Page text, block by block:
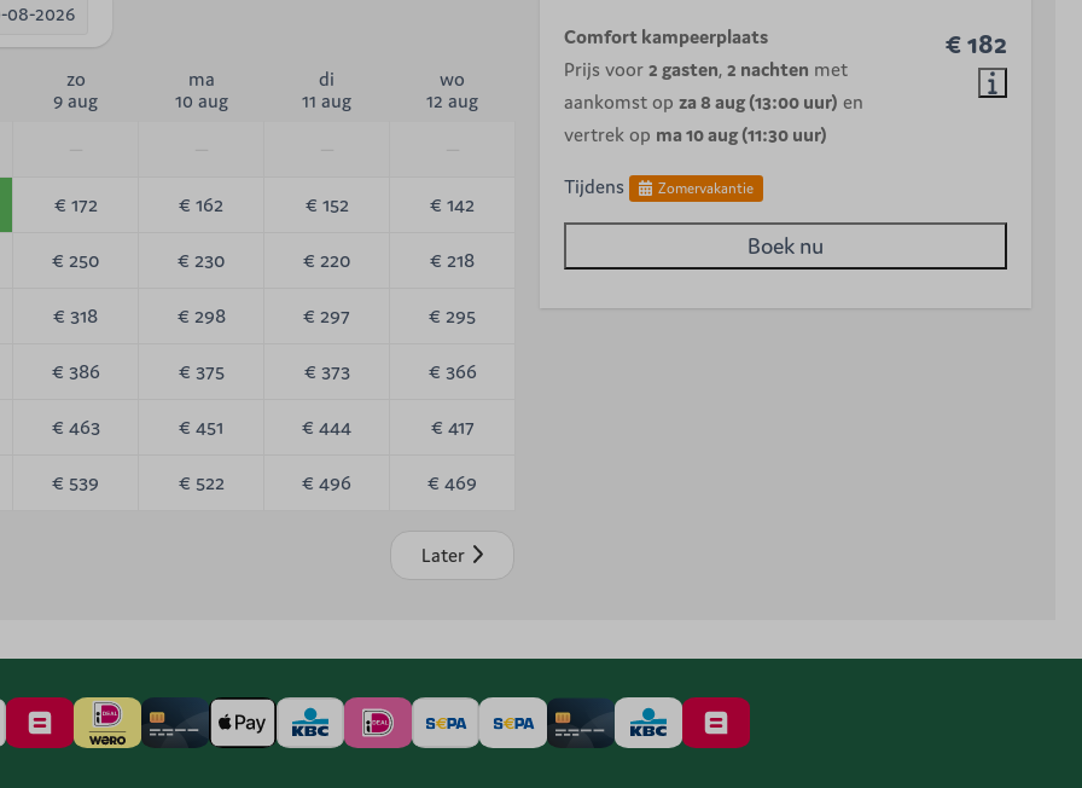
08-2026
zo
9 aug
ma
10 aug
di
11 aug
wo
12 aug
€ 172 € 162 € 152 € 142
€ 250 € 230 € 220 € 218
€ 318 € 298 € 297 € 295
€ 386 € 375 € 373 € 366
€ 463 € 451 € 444 € 417
€ 539 € 522 € 496 € 469
Later
€ 182
Comfort kampeerplaats
Prijs voor2 gasten,2 nachten met
aankomst opza 8 aug (13:00 uur) en
vertrek op ma 10 aug (11:30 uur)
Tijdens Zomervakantie
Boek nu